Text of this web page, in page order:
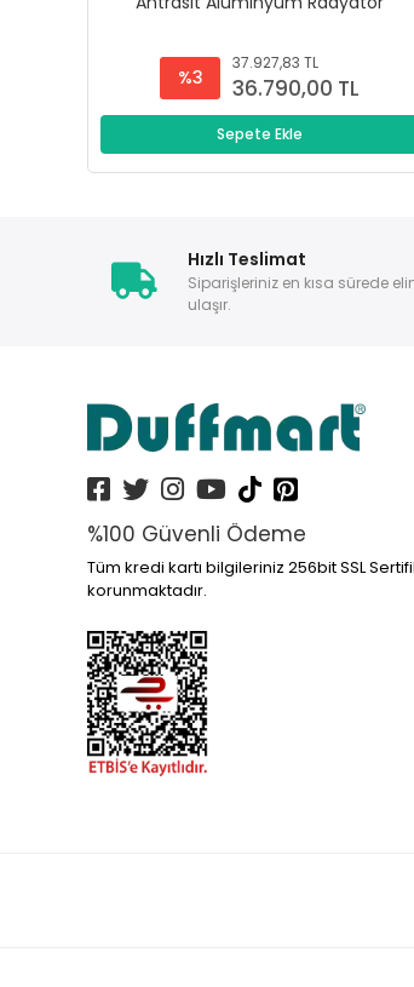
%3
37.927,83 TL
36.790,00 TL
Sepete Ekle
Hızlı Teslimat
Siparişleriniz en kısa sürede
ulaşır.
%100 Güvenli Ödeme
Tüm kredi kartı bilgileriniz 256bit SSL
korunmaktadır.